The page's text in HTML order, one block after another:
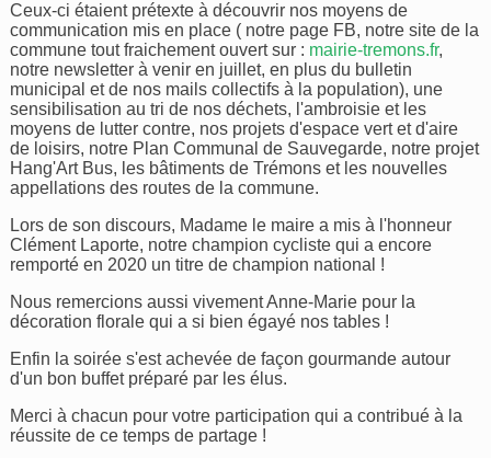
Ceux-ci étaient prétexte à découvrir nos moyens de
communication mis en place ( notre page FB, notre site de la
commune tout fraichement ouvert sur : mairie-tremons.fr,
notre newsletter à venir en juillet, en plus du bulletin
municipal et de nos mails collectifs à la population), une
sensibilisation au tri de nos déchets, l'ambroisie et les
moyens de lutter contre, nos projets d'espace vert et d'aire
de loisirs, notre Plan Communal de Sauvegarde, notre projet
Hang'Art Bus, les bâtiments de Trémons et les nouvelles
appellations des routes de la commune.
Lors de son discours, Madame le maire a mis à l'honneur
Clément Laporte, notre champion cycliste qui a encore
remporté en 2020 un titre de champion national !
Nous remercions aussi vivement Anne-Marie pour la
décoration florale qui a si bien égayé nos tables !
Enfin la soirée s'est achevée de façon gourmande autour
d'un bon buffet préparé par les élus.
Merci à chacun pour votre participation qui a contribué à la
réussite de ce temps de partage !